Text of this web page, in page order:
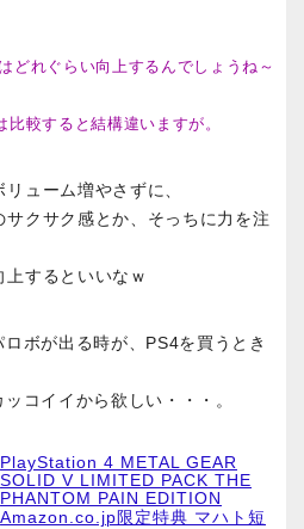
どれぐらい向上するんでしょうね～
較すると結構違いますが。
ューム増やさずに、
クサク感とか、そっちに力を注
上するといいなｗ
ボが出る時が、PS4を買うとき
コイイから欲しい・・・。
PlayStation 4 METAL GEAR
SOLID V LIMITED PACK THE
PHANTOM PAIN EDITION
Amazon.co.jp限定特典 マハト短